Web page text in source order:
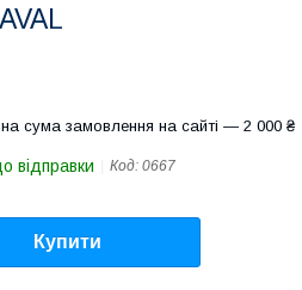
сума замовлення на сайті — 2 000 ₴
відправки Код: 0667
Купити